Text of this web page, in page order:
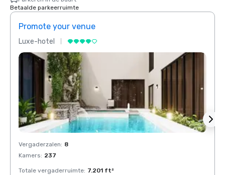
Betaalde parkeerruimte
Promote your venue
Luxe-hotel
Vergaderzalen: 8
Kamers: 237
Totale vergaderruimte: 7.201 ft²